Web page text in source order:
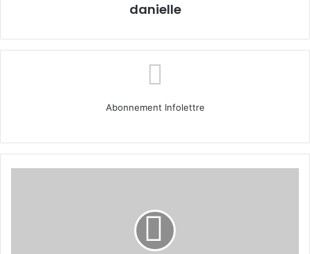
danielle
Abonnement Infolettre